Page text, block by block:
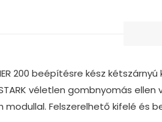
200 beépítésre kész
véletlen gombnyomás
modullal. Felszerelhető kifelé és